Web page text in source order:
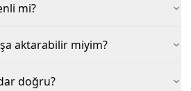
mi?
aktarabilir miyim?
doğru?